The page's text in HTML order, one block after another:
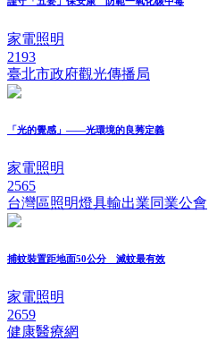
家電照明
2193
臺北市政府觀光傳播局
「光的覺感」——光環境的良莠定義
家電照明
2565
台灣區照明燈具輸出業同業公會
捕蚊裝置距地面50公分 滅蚊最有效
家電照明
2659
健康醫療網